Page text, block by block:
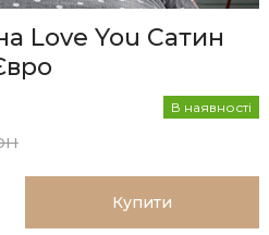
Love You Сатин
В наявності
Купити